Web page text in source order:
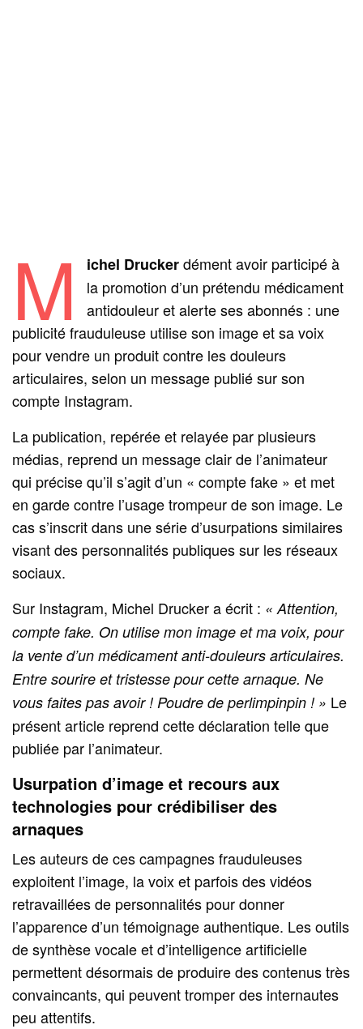
M ichel Druckerdément avoir participé à
la promotion d’un prétendu médicament
antidouleur et alerte ses abonnés : une
publicité frauduleuse utilise son image et sa voix
pour vendre un produit contre les douleurs
articulaires, selon un message publié sur son
compte Instagram.
La publication, repérée et relayée par plusieurs
médias, reprend un message clair de l’animateur
qui précise qu’il s’agit d’un « compte fake » et met
en garde contre l’usage trompeur de son image. Le
cas s’inscrit dans une série d’usurpations similaires
visant des personnalités publiques sur les réseaux
sociaux.
Sur Instagram, Michel Drucker a écrit : « Attention,
compte fake. On utilise mon image et ma voix, pour
la vente d’un médicament anti-douleurs articulaires.
Entre sourire et tristesse pour cette arnaque. Ne
vous faites pas avoir ! Poudre de perlimpinpin ! » Le
présent article reprend cette déclaration telle que
publiée par l’animateur.
Usurpation d’image et recours aux
technologies pour crédibiliser des
arnaques
Les auteurs de ces campagnes frauduleuses
exploitent l’image, la voix et parfois des vidéos
retravaillées de personnalités pour donner
l’apparence d’un témoignage authentique. Les outils
de synthèse vocale et d’intelligence artificielle
permettent désormais de produire des contenus très
convaincants, qui peuvent tromper des internautes
peu attentifs.